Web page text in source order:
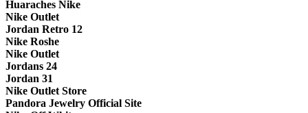
Huaraches Nike
Nike Outlet
Jordan Retro 12
Nike Roshe
Nike Outlet
Jordans 24
Jordan 31
Nike Outlet Store
Pandora Jewelry Official Site